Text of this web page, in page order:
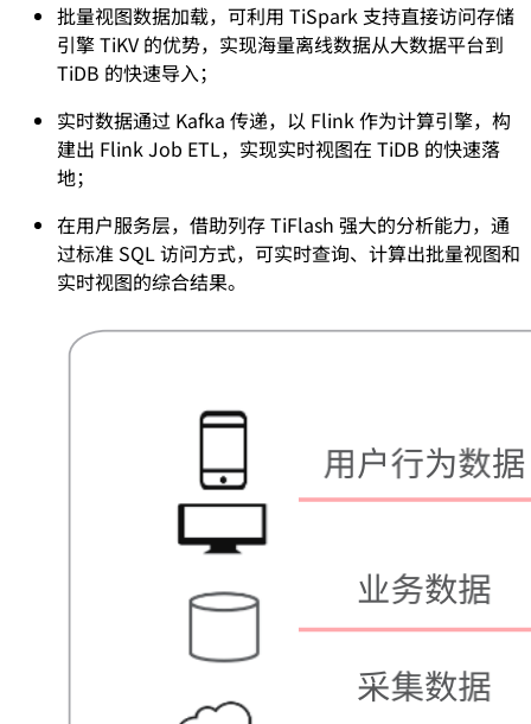
批量视图数据加载，可利用 TiSpark 支持直接访问存储
引擎 TiKV 的优势，实现海量离线数据从大数据平台到
TiDB 的快速导入；
实时数据通过 Kafka 传递，以 Flink 作为计算引擎，构
建出 Flink Job ETL，实现实时视图在 TiDB 的快速落
地；
在用户服务层，借助列存 TiFlash 强大的分析能力，通
过标准 SQL 访问方式，可实时查询、计算出批量视图和
实时视图的综合结果。